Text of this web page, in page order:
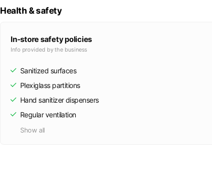
Health & safety
In-store safety policies
Info provided by the business
Sanitized surfaces
Plexiglass partitions
Hand sanitizer dispensers
Regular ventilation
Show all